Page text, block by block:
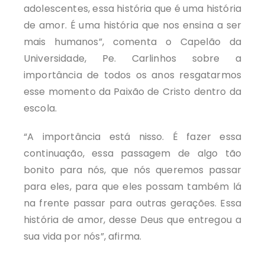
adolescentes, essa história que é uma história
de amor. É uma história que nos ensina a ser
mais humanos”, comenta o Capelão da
Universidade, Pe. Carlinhos sobre a
importância de todos os anos resgatarmos
esse momento da Paixão de Cristo dentro da
escola.
“A importância está nisso. É fazer essa
continuação, essa passagem de algo tão
bonito para nós, que nós queremos passar
para eles, para que eles possam também lá
na frente passar para outras gerações. Essa
história de amor, desse Deus que entregou a
sua vida por nós”, afirma.